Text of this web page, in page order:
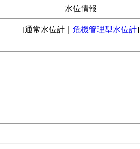
水位情報
[通常水位計｜ 危機管理型水位計]